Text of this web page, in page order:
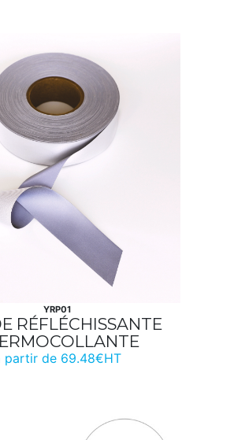
YRP01
RÉFLÉCHISSANTE
partir de 69.48€HT